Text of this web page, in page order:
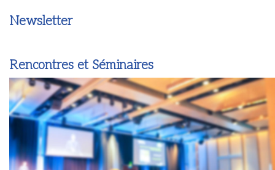
Newsletter
Rencontres et Séminaires